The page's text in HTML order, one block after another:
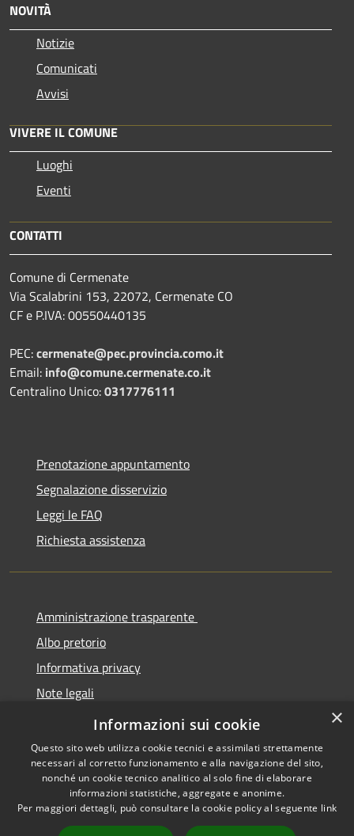
NOVITÀ
Notizie
Comunicati
Avvisi
VIVERE IL COMUNE
Luoghi
Eventi
CONTATTI
Comune di Cermenate
Via Scalabrini 153, 22072, Cermenate CO
CF e P.IVA: 00550440135
PEC:cermenate@pec.provincia.como.it
Email: info@comune.cermenate.co.it
Centralino Unico:0317776111
Prenotazione appuntamento
Segnalazione disservizio
Leggi le FAQ
Richiesta assistenza
Amministrazione trasparente
Albo pretorio
Informativa privacy
Note legali
Dichiarazione di accessibilità
Accessibilità
Copyright © 2026 • Comune di
Cermenate • Powered by
×
Informazioni sui cookie
Questo sito web utilizza cookie tecnici e assimilati strettamente
necessari al corretto funzionamento e alla navigazione del sito,
nonché un cookie tecnico analitico al solo fine di elaborare
informazioni statistiche, aggregate e anonime.
Per maggiori dettagli, può consultare la cookie policy al seguente link